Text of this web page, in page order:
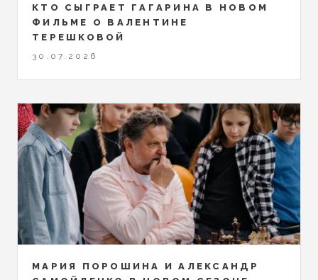
КТО СЫГРАЕТ ГАГАРИНА В НОВОМ
ФИЛЬМЕ О ВАЛЕНТИНЕ
ТЕРЕШКОВОЙ
30.07.2026
МАРИЯ ПОРОШИНА И АЛЕКСАНДР